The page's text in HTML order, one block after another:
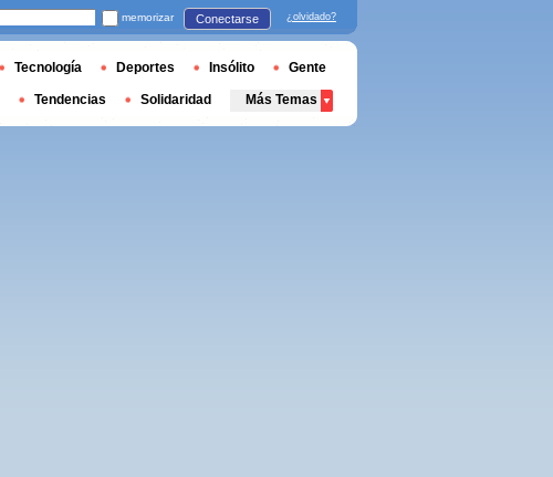
memorizar Conectarse ¿olvidado?
Tecnología Deportes Insólito Gente
Tendencias Solidaridad Más Temas